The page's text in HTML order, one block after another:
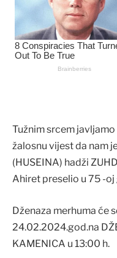
Tužnim srcem
žalosnu vijest da nam
(HUSEINA) hadži
Ahiret preselio u 75 -
Dženaza merhuma će
24.02.2024.god.na
KAMENICA u 13:00 h.